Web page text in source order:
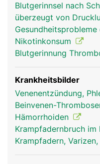
venen frau
Blutgerinnsel nach
überzeugt von
Nikotinkonsum
Blutgerinnung
Krankheitsbilder
Venenentzündung,
Beinvenen-
Hämorrhoiden
Krampfadernbruch im
Krampfadern,